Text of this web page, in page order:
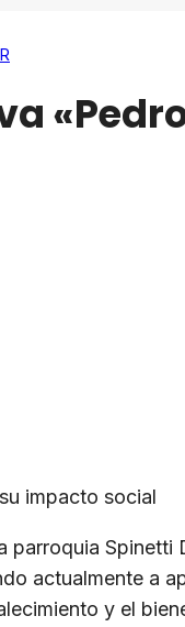
impacto social
actualmente a
y el